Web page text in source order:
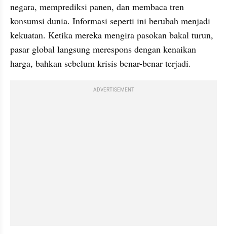
negara, memprediksi panen, dan membaca tren
konsumsi dunia. Informasi seperti ini berubah menjadi
kekuatan. Ketika mereka mengira pasokan bakal turun,
pasar global langsung merespons dengan kenaikan
harga, bahkan sebelum krisis benar-benar terjadi.
ADVERTISEMENT